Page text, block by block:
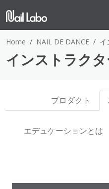
Home NAIL DE DANCE イ
インストラク
プロダクト
エデュケーションとは